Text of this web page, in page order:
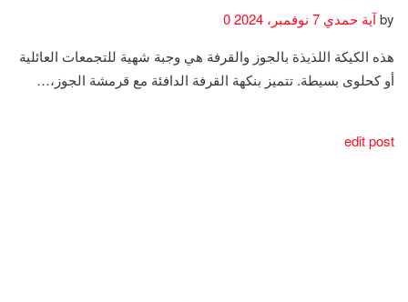
byآية حمدي
هذه الكيكة اللذيذة بالجوز والقرفة هي وجبة شهية للتجمعات العائلية
أو كحلوى بسيطة. تتميز بنكهة القرفة الدافئة مع قرمشة الجوز،…
edit post